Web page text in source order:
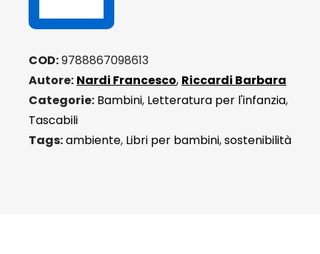
quantità
COD:9788867098613
Autore: Nardi Francesco, Riccardi Barbara
Categorie: Bambini, Letteratura per l'infanzia,
Tascabili
Tags:ambiente, Libri per bambini,sostenibilità